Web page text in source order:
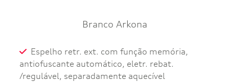
Branco Arkona
Espelho retr. ext. com função memória,
antiofuscante automático, eletr. rebat.
/regulável, separadamente aquecível